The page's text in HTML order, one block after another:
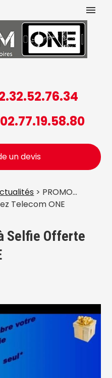
menu
02.77.19.58.80
un devis
> PROMO...
Telecom ONE
Selfie Offerte